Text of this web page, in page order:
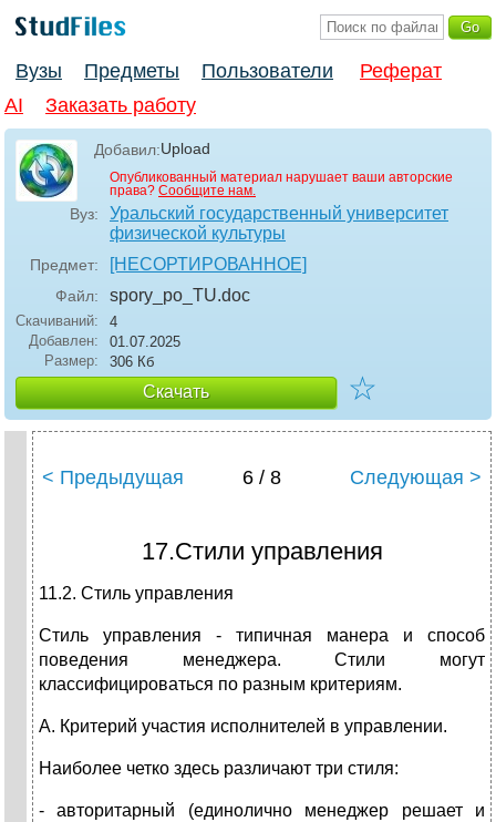
Вузы Предметы Пользователи
Реферат
AI
Заказать работу
Добавил:Upload
Опубликованный материал нарушает ваши авторские
права? Сообщите нам.
Вуз:
Уральский государственный университет
физической культуры
Предмет: [НЕСОРТИРОВАННОЕ]
Файл: spory_po_TU.doc
Скачиваний:
4
Добавлен:
01.07.2025
Размер:
306 Кб
Скачать ☆
< Предыдущая 6 / 8 Следующая >
17.Стили управления
11.2. Стиль управления
Стиль управления - типичная манера и способ
поведения менеджера. Стили могут
классифицироваться по разным критериям.
А. Критерий участия исполнителей в управлении.
Наиболее четко здесь различают три стиля:
- авторитарный (единолично менеджер решает и